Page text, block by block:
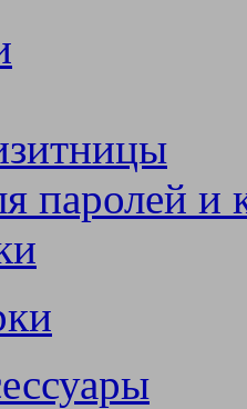
паролей и